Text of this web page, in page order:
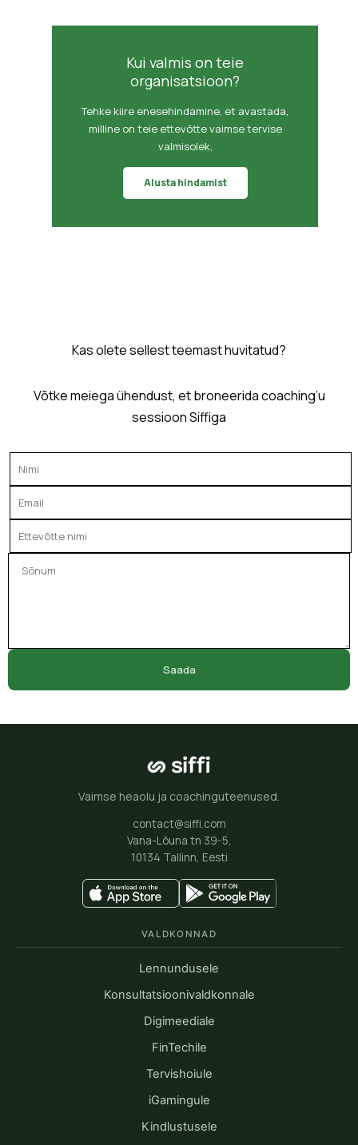
Kui valmis on teie
organisatsioon?
Tehke kiire enesehindamine, et avastada,
milline on teie ettevõtte vaimse tervise
valmisolek,
Alusta hindamist
Kas olete sellest teemast huvitatud?
Võtke meiega ühendust, et broneerida coaching’u
sessioon Siffiga
Saada
Vaimse heaolu ja coachinguteenused.
contact@siffi.com
Vana-Lõuna tn 39-5,
10134 Tallinn, Eesti
VALDKONNAD
Lennundusele
Konsultatsioonivaldkonnale
Digimeediale
FinTechile
Tervishoiule
iGamingule
Kindlustusele